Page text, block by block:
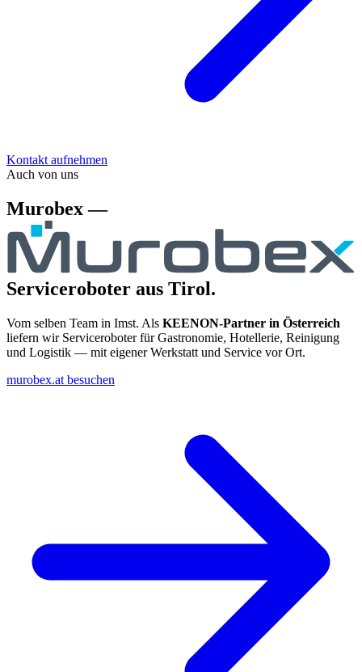
Kontakt aufnehmen
Auch von uns
Murobex —
Serviceroboter aus Tirol.
Vom selben Team in Imst. Als KEENON-Partner in Österreich
liefern wir Serviceroboter für Gastronomie, Hotellerie, Reinigung
und Logistik — mit eigener Werkstatt und Service vor Ort.
murobex.at besuchen